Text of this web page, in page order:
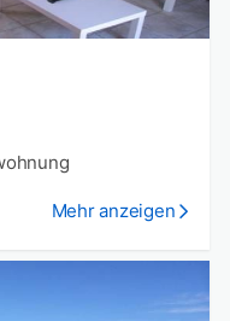
Mehr anzeigen